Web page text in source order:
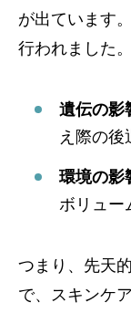
が出ています
行われました
遺伝の影
え際の後
環境の影
ボリュー
つまり、先天
で、スキンケ